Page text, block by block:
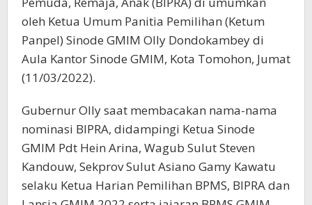
oleh Ketua Umum Panitia Pemilihan (Ketum
Panpel) Sinode GMIM Olly Dondokambey di
Aula Kantor Sinode GMIM, Kota Tomohon, Jumat
(11/03/2022).
Gubernur Olly saat membacakan nama-nama
nominasi BIPRA, didampingi Ketua Sinode
GMIM Pdt Hein Arina, Wagub Sulut Steven
Kandouw, Sekprov Sulut Asiano Gamy Kawatu
selaku Ketua Harian Pemilihan BPMS, BIPRA dan